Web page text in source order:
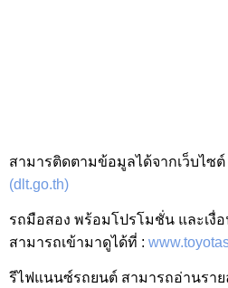
สามารติดตามข้อมูลได้จากเว็บไซต์
(dlt.go.th)
รถมือสอง พร้อมโปรโมชั่น และเงื่
สามารถเข้ามาดูได้ที่ :
รีไฟแนนซ์รถยนต์ สามารถอ่านราย